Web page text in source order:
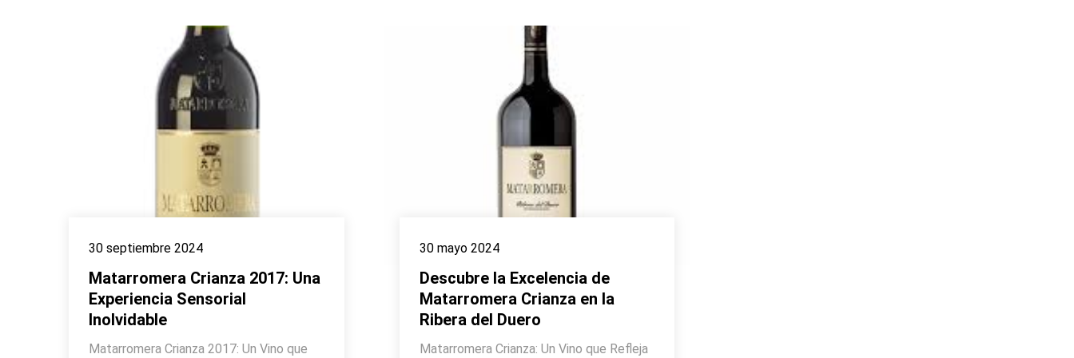
30 septiembre 2024
Matarromera Crianza 2017: Una
Experiencia Sensorial
Inolvidable
Matarromera Crianza 2017: Un Vino que
30 mayo 2024
Descubre la Excelencia de
Matarromera Crianza en la
Ribera del Duero
Matarromera Crianza: Un Vino que Refleja